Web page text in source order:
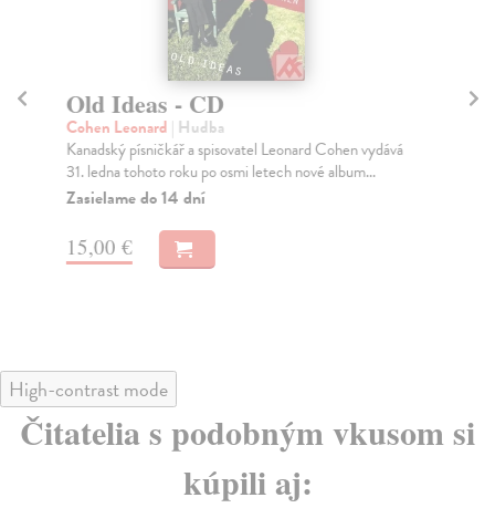
Old Ideas - CD
Cohen Leonard | Hudba
Kanadský písničkář a spisovatel Leonard Cohen vydává
31. ledna tohoto roku po osmi letech nové album...
Zasielame do 14 dní
15,00 €
High-contrast mode
Čitatelia s podobným vkusom si
kúpili aj: